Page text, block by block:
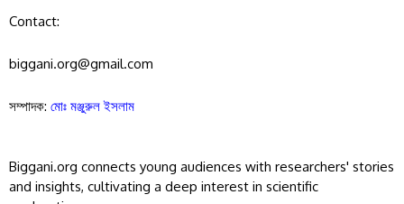
Contact:
biggani.org@gmail.com
সম্পাদক: মোঃ মঞ্জুরুল ইসলাম
Biggani.org connects young audiences with researchers' stories
and insights, cultivating a deep interest in scientific